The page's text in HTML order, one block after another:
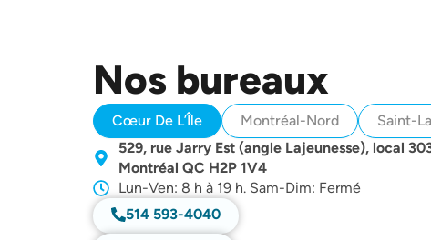
Nos bureaux
Cœur De L’Île Montréal-Nord
Saint-
529, rue Jarry Est (angle Lajeunesse), local
Montréal QC H2P 1V4
Lun-Ven: 8 h à 19 h. Sam-Dim: Fermé
514 593-4040